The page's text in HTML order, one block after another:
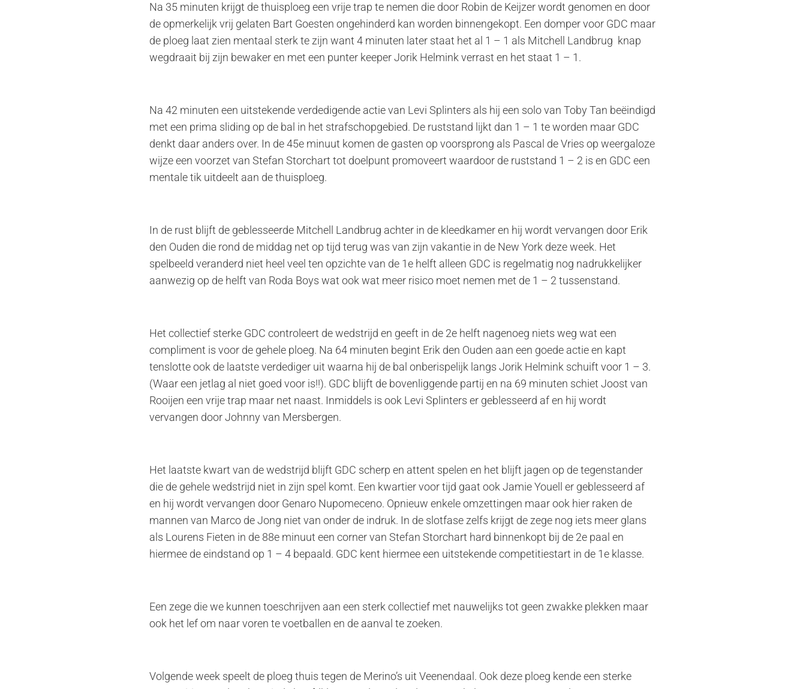
Na 35 minuten krijgt de thuisploeg een vrije trap te nemen die door Robin de Keijzer wordt genomen en door
de opmerkelijk vrij gelaten Bart Goesten ongehinderd kan worden binnengekopt. Een domper voor GDC maar
de ploeg laat zien mentaal sterk te zijn want 4 minuten later staat het al 1 – 1 als Mitchell Landbrug knap
wegdraait bij zijn bewaker en met een punter keeper Jorik Helmink verrast en het staat 1 – 1.
Na 42 minuten een uitstekende verdedigende actie van Levi Splinters als hij een solo van Toby Tan beëindigd
met een prima sliding op de bal in het strafschopgebied. De ruststand lijkt dan 1 – 1 te worden maar GDC
denkt daar anders over. In de 45e minuut komen de gasten op voorsprong als Pascal de Vries op weergaloze
wijze een voorzet van Stefan Storchart tot doelpunt promoveert waardoor de ruststand 1 – 2 is en GDC een
mentale tik uitdeelt aan de thuisploeg.
In de rust blijft de geblesseerde Mitchell Landbrug achter in de kleedkamer en hij wordt vervangen door Erik
den Ouden die rond de middag net op tijd terug was van zijn vakantie in de New York deze week. Het
spelbeeld veranderd niet heel veel ten opzichte van de 1e helft alleen GDC is regelmatig nog nadrukkelijker
aanwezig op de helft van Roda Boys wat ook wat meer risico moet nemen met de 1 – 2 tussenstand.
Het collectief sterke GDC controleert de wedstrijd en geeft in de 2e helft nagenoeg niets weg wat een
compliment is voor de gehele ploeg. Na 64 minuten begint Erik den Ouden aan een goede actie en kapt
tenslotte ook de laatste verdediger uit waarna hij de bal onberispelijk langs Jorik Helmink schuift voor 1 – 3.
(Waar een jetlag al niet goed voor is!!). GDC blijft de bovenliggende partij en na 69 minuten schiet Joost van
Rooijen een vrije trap maar net naast. Inmiddels is ook Levi Splinters er geblesseerd af en hij wordt
vervangen door Johnny van Mersbergen.
Het laatste kwart van de wedstrijd blijft GDC scherp en attent spelen en het blijft jagen op de tegenstander
die de gehele wedstrijd niet in zijn spel komt. Een kwartier voor tijd gaat ook Jamie Youell er geblesseerd af
en hij wordt vervangen door Genaro Nupomeceno. Opnieuw enkele omzettingen maar ook hier raken de
mannen van Marco de Jong niet van onder de indruk. In de slotfase zelfs krijgt de zege nog iets meer glans
als Lourens Fieten in de 88e minuut een corner van Stefan Storchart hard binnenkopt bij de 2e paal en
hiermee de eindstand op 1 – 4 bepaald. GDC kent hiermee een uitstekende competitiestart in de 1e klasse.
Een zege die we kunnen toeschrijven aan een sterk collectief met nauwelijks tot geen zwakke plekken maar
ook het lef om naar voren te voetballen en de aanval te zoeken.
Volgende week speelt de ploeg thuis tegen de Merino’s uit Veenendaal. Ook deze ploeg kende een sterke